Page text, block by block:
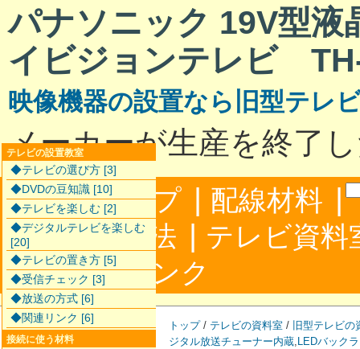
パナソニック 19V型液
イビジョンテレビ
映像機器の設置なら旧型テレ
メーカーが生産を終了
サイトマップ | 配線材料 |
配線接続方法 | テレビ資料
合わせ|リンク
トップ/ テレビの資料室 / 旧型テレビの
ジタル放送チューナー内蔵, LEDバック
テレビの設置教室
◆テレビの選び方 [3]
◆DVDの豆知識 [10]
◆テレビを楽しむ [2]
◆デジタルテレビを楽しむ
[20]
◆テレビの置き方 [5]
◆受信チェック [3]
◆放送の方式 [6]
◆関連リンク [6]
接続に使う材料